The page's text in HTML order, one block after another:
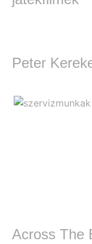
Peter
Across The